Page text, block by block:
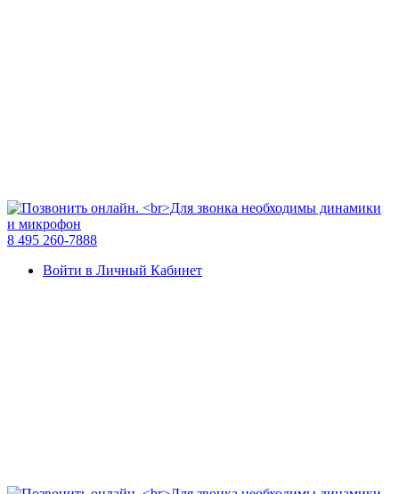
8 495 260-7888
Войти в Личный Кабинет